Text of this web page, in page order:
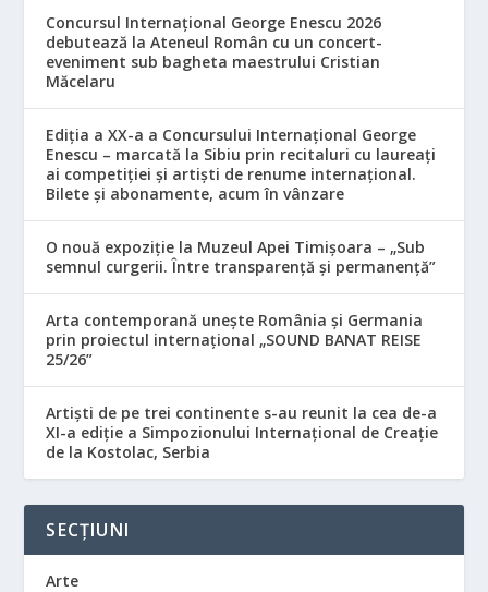
Concursul Internațional George Enescu 2026
debutează la Ateneul Român cu un concert-
eveniment sub bagheta maestrului Cristian
Măcelaru
Ediția a XX-a a Concursului Internațional George
Enescu – marcată la Sibiu prin recitaluri cu laureați
ai competiției și artiști de renume internațional.
Bilete și abonamente, acum în vânzare
O nouă expoziție la Muzeul Apei Timișoara – „Sub
semnul curgerii. Între transparență și permanență”
Arta contemporană unește România și Germania
prin proiectul internațional „SOUND BANAT REISE
25/26”
Artiști de pe trei continente s-au reunit la cea de-a
XI-a ediție a Simpozionului Internațional de Creație
de la Kostolac, Serbia
SECȚIUNI
Arte